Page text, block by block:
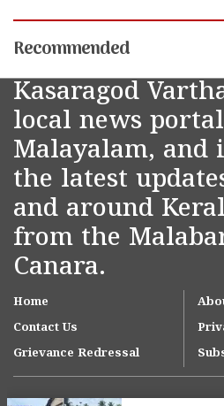
Recommended
Kasaragod
local news
Malayalam, and
the latest
and around
from the
Canara.
Home
Contact Us
Grievance Redressal